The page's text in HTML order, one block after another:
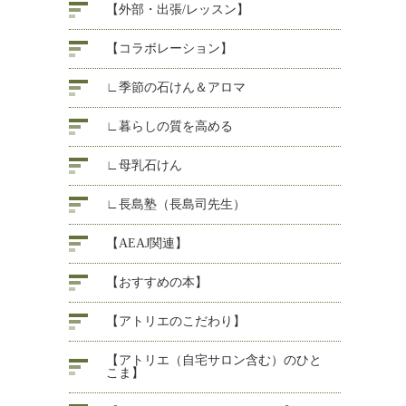
【外部・出張/レッスン】
【コラボレーション】
∟季節の石けん＆アロマ
∟暮らしの質を高める
∟母乳石けん
∟長島塾（長島司先生）
【AEAJ関連】
【おすすめの本】
【アトリエのこだわり】
【アトリエ（自宅サロン含む）のひと
こま】